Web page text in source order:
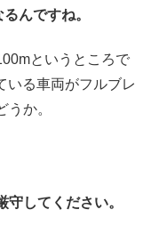
んですね。
というところで
いる車両がフルブレ
か。
守してください。